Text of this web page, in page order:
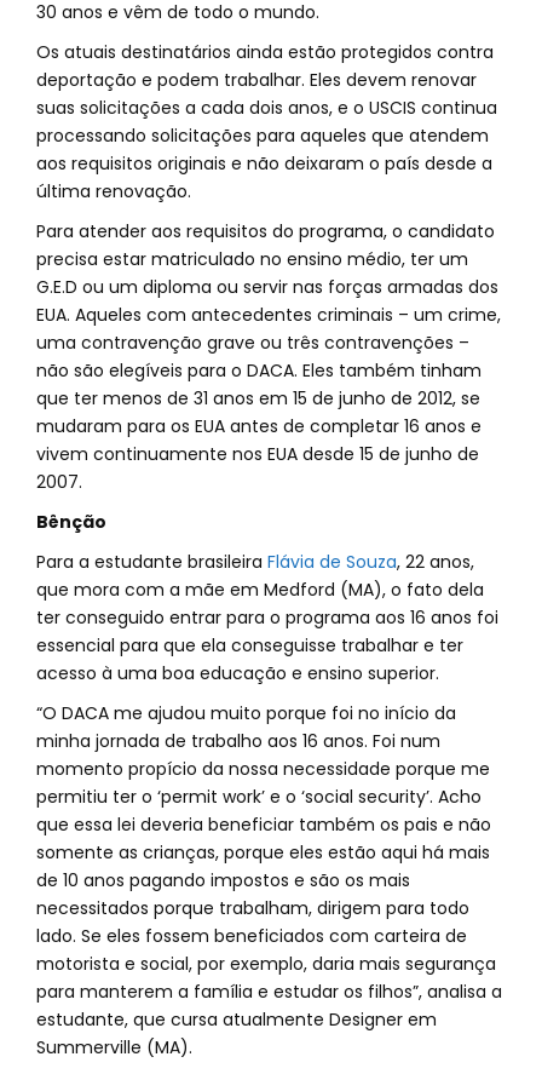
30 anos e vêm de todo o mundo.
Os atuais destinatários ainda estão protegidos contra
deportação e podem trabalhar. Eles devem renovar
suas solicitações a cada dois anos, e o USCIS continua
processando solicitações para aqueles que atendem
aos requisitos originais e não deixaram o país desde a
última renovação.
Para atender aos requisitos do programa, o candidato
precisa estar matriculado no ensino médio, ter um
G.E.D ou um diploma ou servir nas forças armadas dos
EUA. Aqueles com antecedentes criminais – um crime,
uma contravenção grave ou três contravenções –
não são elegíveis para o DACA. Eles também tinham
que ter menos de 31 anos em 15 de junho de 2012, se
mudaram para os EUA antes de completar 16 anos e
vivem continuamente nos EUA desde 15 de junho de
2007.
Bênção
Para a estudante brasileira Flávia de Souza, 22 anos,
que mora com a mãe em Medford (MA), o fato dela
ter conseguido entrar para o programa aos 16 anos foi
essencial para que ela conseguisse trabalhar e ter
acesso à uma boa educação e ensino superior.
“O DACA me ajudou muito porque foi no início da
minha jornada de trabalho aos 16 anos. Foi num
momento propício da nossa necessidade porque me
permitiu ter o ‘permit work’ e o ‘social security’. Acho
que essa lei deveria beneficiar também os pais e não
somente as crianças, porque eles estão aqui há mais
de 10 anos pagando impostos e são os mais
necessitados porque trabalham, dirigem para todo
lado. Se eles fossem beneficiados com carteira de
motorista e social, por exemplo, daria mais segurança
para manterem a família e estudar os filhos”, analisa a
estudante, que cursa atualmente Designer em
Summerville (MA).